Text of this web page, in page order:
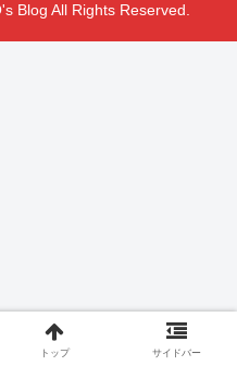
Blog All Rights Reserved.
トップ サイドバー